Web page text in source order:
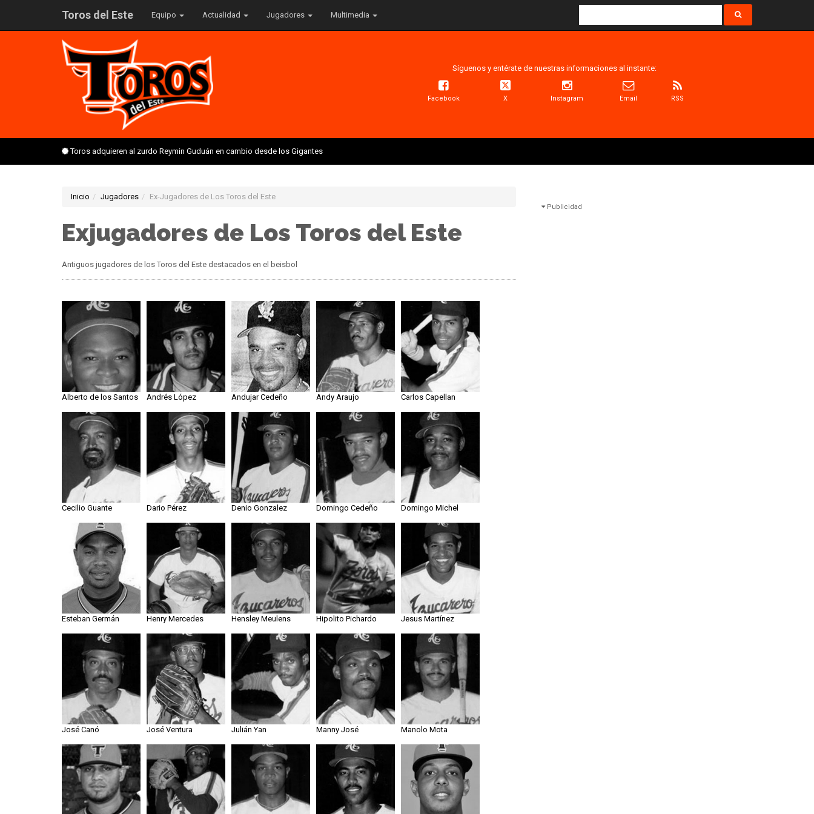
Toros del Este Equipo Actualidad Jugadores Multimedia
Síguenos y entérate de nuestras informaciones al instante:
Facebook X Instagram Email RSS
Toros adquieren al zurdo Reymin Guduán en cambio desde los Gigantes
Inicio Jugadores Ex-Jugadores de Los Toros del Este
Exjugadores de Los Toros del Este
Antiguos jugadores de los Toros del Este destacados en el beisbol
Alberto de los Santos Andrés López Andujar Cedeño Andy Araujo Carlos Capellan
Cecilio Guante Dario Pérez Denio Gonzalez Domingo Cedeño Domingo Michel
Esteban Germán Henry Mercedes Hensley Meulens Hipolito Pichardo Jesus Martínez
José Canó José Ventura Julián Yan Manny José Manolo Mota
Publicidad